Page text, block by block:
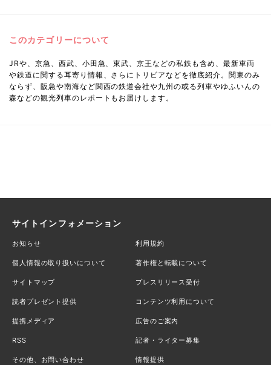
このカテゴリーについて
JRや、京急、西武、小田急、東武、京王などの私鉄も含め、最新車両
や鉄道に関する耳寄り情報、さらにトリビアなどを徹底紹介。関東のみ
ならず、阪急や南海など関西の鉄道会社や九州の或る列車やゆふいんの
森などの観光列車のレポートもお届けします。
サイトインフォメーション
お知らせ 利用規約
個人情報の取り扱いについて 著作権と転載について
サイトマップ プレスリリース受付
読者プレゼント提供 コンテンツ利用について
提携メディア 広告のご案内
RSS 記者・ライター募集
その他、お問い合わせ 情報提供